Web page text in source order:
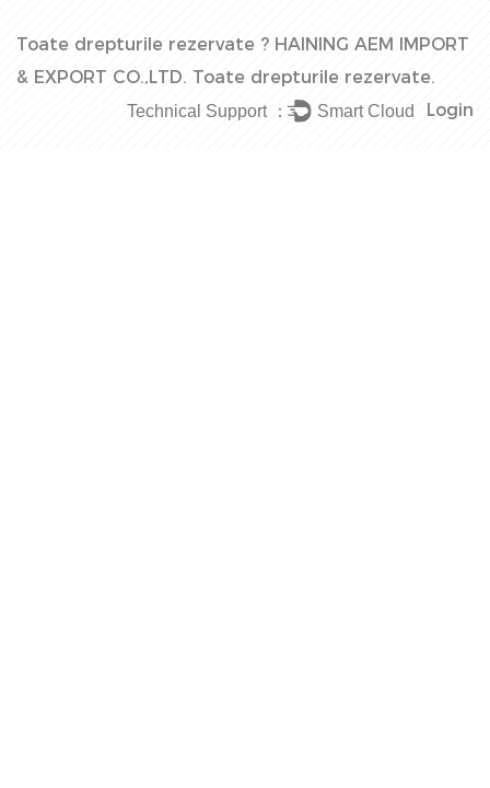
Toate drepturile rezervate ? HAINING AEM IMPORT
& EXPORT CO.,LTD. Toate drepturile rezervate.
Login
Technical Support ： Smart Cloud